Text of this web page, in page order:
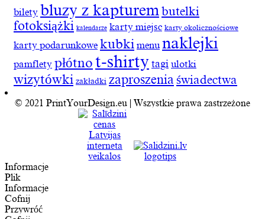
bilety bluzy z kapturem butelki
fotoksiążki kalendarze karty miejsc karty okolicznościowe
karty podarunkowe kubki menu naklejki
pamflety płótnot-shirty tagi ulotki
wizytówki zakładki zaproszeniaświadectwa
© 2021 PrintYourDesign.eu | Wszystkie prawa zastrzeżone
Informacje
Plik
Informacje
Cofnij
Przywróć